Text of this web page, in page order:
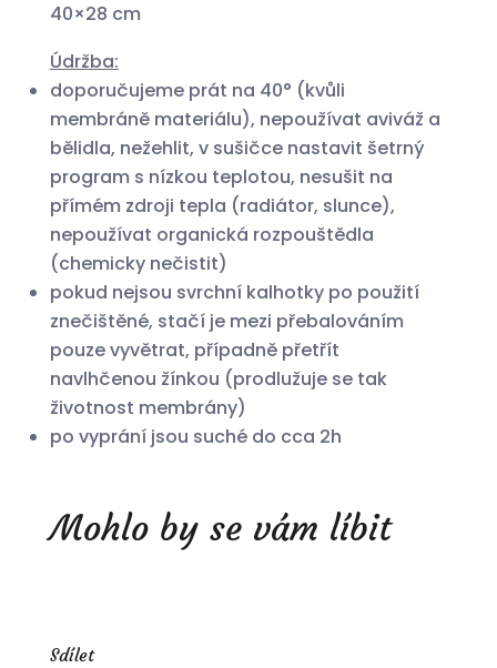
40×28 cm
Údržba:
doporučujeme prát na 40° (kvůli
membráně materiálu), nepoužívat aviváž a
bělidla, nežehlit, v sušičce nastavit šetrný
program s nízkou teplotou, nesušit na
přímém zdroji tepla (radiátor, slunce),
nepoužívat organická rozpouštědla
(chemicky nečistit)
pokud nejsou svrchní kalhotky po použití
znečištěné, stačí je mezi přebalováním
pouze vyvětrat, případně přetřít
navlhčenou žínkou (prodlužuje se tak
životnost membrány)
po vyprání jsou suché do cca 2h
Mohlo by se vám líbit
Sdílet